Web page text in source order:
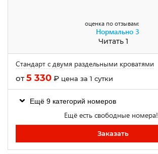
оценка по отзывам:
Нормально 3
Читать 1
Стандарт с двумя раздельными кроватями
от5 330 ₽ цена за 1 сутки
Ещё 9 категорий номеров
Ещё есть свободные номера!
Заказать